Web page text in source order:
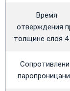
Время
отверждения
толщине слоя